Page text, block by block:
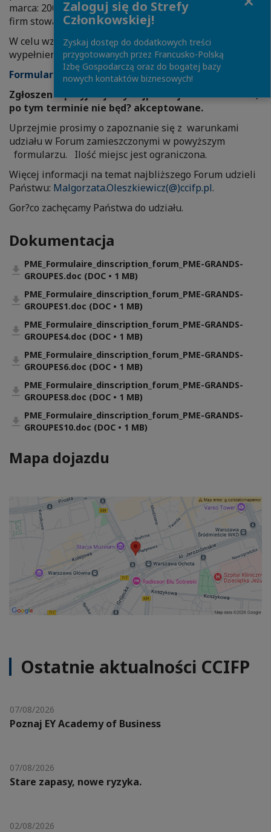
marca: 200 PLN + VAT / 1 osoba) i dostępny jedynie dla
firm stowarzyszonych.
W celu wzięcia udziału w Forum uprzejmie prosimy o
wypełnienie poniższego formularza.
Formularz Zgłoszeniowy>>>
Zgłoszenia przyjmujemy najpóźniej do 18 marca br.,
po tym terminie nie będ? akceptowane.
Uprzejmie prosimy o zapoznanie się z warunkami
udziału w Forum zamieszczonymi w powyższym
formularzu. Ilość miejsc jest ograniczona.
Więcej informacji na temat najbliższego Forum udzieli
Państwu: Malgorzata.Oleszkiewicz(@)ccifp.pl.
Gor?co zachęcamy Państwa do udziału.
Dokumentacja
PME_Formulaire_dinscription_forum_PME-GRANDS-
GROUPES.doc (DOC • 1 MB)
PME_Formulaire_dinscription_forum_PME-GRANDS-
GROUPES1.doc (DOC • 1 MB)
PME_Formulaire_dinscription_forum_PME-GRANDS-
GROUPES4.doc (DOC • 1 MB)
PME_Formulaire_dinscription_forum_PME-GRANDS-
GROUPES6.doc (DOC • 1 MB)
PME_Formulaire_dinscription_forum_PME-GRANDS-
GROUPES8.doc (DOC • 1 MB)
PME_Formulaire_dinscription_forum_PME-GRANDS-
GROUPES10.doc (DOC • 1 MB)
Mapa dojazdu
Ostatnie aktualności CCIFP
07/08/2026
Poznaj EY Academy of Business
07/08/2026
Stare zapasy, nowe ryzyka.
02/08/2026
Zaloguj się do Strefy
Członkowskiej!
Zyskaj dostęp do dodatkowych treści
przygotowanych przez Francusko-Polską
Izbę Gospodarczą oraz do bogatej bazy
nowych kontaktów biznesowych!